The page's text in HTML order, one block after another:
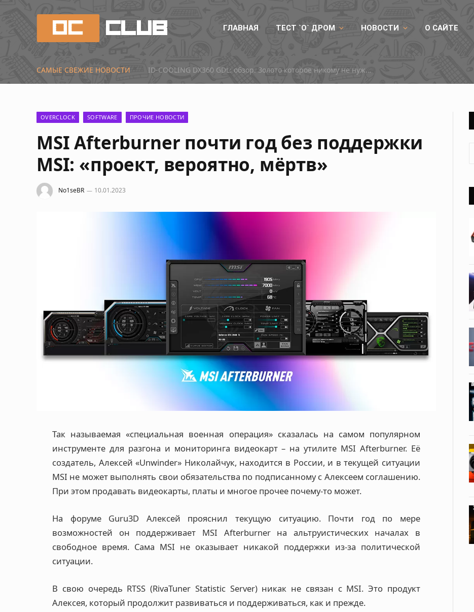
ГЛАВНАЯ ТЕСТ `О` ДРОМ НОВОСТИ О САЙТЕ
САМЫЕ СВЕЖИЕ НОВОСТИ Первые тесты Radeon RX 9050
OVERCLOCK SOFTWARE ПРОЧИЕ НОВОСТИ
MSI Afterburner почти год без поддержки
MSI: «проект, вероятно, мёртв»
No1seBR 10.01.2023
Так называемая «специальная военная операция» сказалась на самом популярном
инструменте для разгона и мониторинга видеокарт – на утилите MSI Afterburner. Её
создатель, Алексей «Unwinder» Николайчук, находится в России, и в текущей ситуации
MSI не может выполнять свои обязательства по подписанному с Алексеем соглашению.
При этом продавать видеокарты, платы и многое прочее почему-то может.
На форуме Guru3D Алексей прояснил текущую ситуацию. Почти год по мере
возможностей он поддерживает MSI Afterburner на альтруистических началах в
свободное время. Сама MSI не оказывает никакой поддержки из-за политической
ситуации.
В свою очередь RTSS (RivaTuner Statistic Server) никак не связан с MSI. Это продукт
Алексея, который продолжит развиваться и поддерживаться, как и прежде.